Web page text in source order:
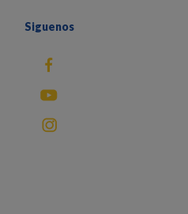
Siguenos
fb
You Tube
instagram